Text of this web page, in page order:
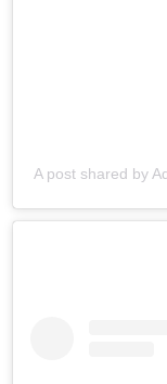
A post shared by